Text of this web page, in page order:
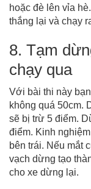
hoặc đè lên vỉa
thắng lại và chạy
8. Tạm
chạy qua
Với bài thi này
không quá 50cm.
sẽ bị trừ 5 điểm.
điểm. Kinh
bên trái. Nếu mắt
vạch dừng tạo
cho xe dừng lại.